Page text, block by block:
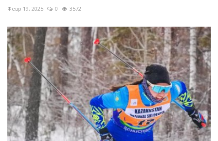
Февр 19, 2025 0 3572